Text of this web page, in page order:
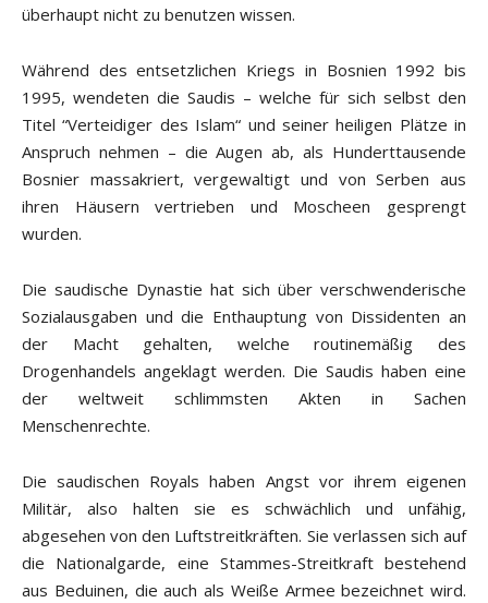
überhaupt nicht zu benutzen wissen.
Während des entsetzlichen Kriegs in Bosnien 1992 bis
1995, wendeten die Saudis – welche für sich selbst den
Titel “Verteidiger des Islam“ und seiner heiligen Plätze in
Anspruch nehmen – die Augen ab, als Hunderttausende
Bosnier massakriert, vergewaltigt und von Serben aus
ihren Häusern vertrieben und Moscheen gesprengt
wurden.
Die saudische Dynastie hat sich über verschwenderische
Sozialausgaben und die Enthauptung von Dissidenten an
der Macht gehalten, welche routinemäßig des
Drogenhandels angeklagt werden. Die Saudis haben eine
der weltweit schlimmsten Akten in Sachen
Menschenrechte.
Die saudischen Royals haben Angst vor ihrem eigenen
Militär, also halten sie es schwächlich und unfähig,
abgesehen von den Luftstreitkräften. Sie verlassen sich auf
die Nationalgarde, eine Stammes-Streitkraft bestehend
aus Beduinen, die auch als Weiße Armee bezeichnet wird.